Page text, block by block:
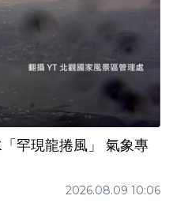
罕現龍捲風」 氣象專
2026.08.09 10:06